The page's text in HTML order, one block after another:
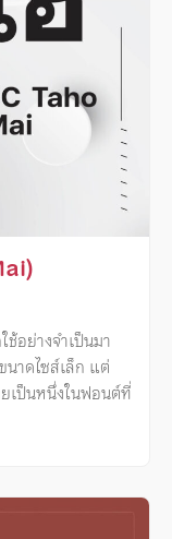
อย่างจำเป็นมา
าดไซส์เล็ก แต่
เป็นหนึ่งในฟอนต์ที่